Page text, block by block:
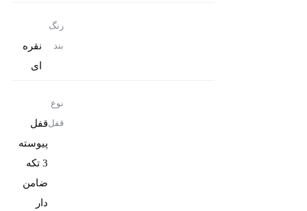
رنگ
بند
نقره
ای
نوع
قفلقفل
پیوسته
3 تکه
ضامن
دار